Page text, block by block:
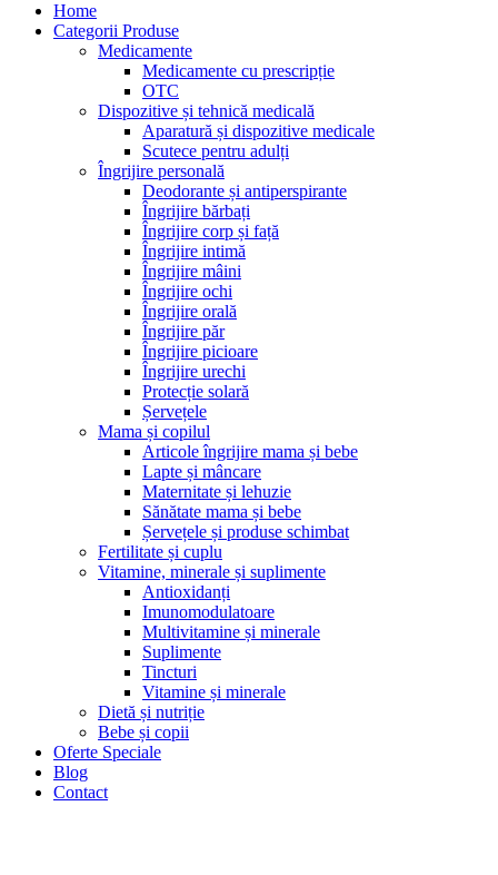
Home
Categorii Produse
Medicamente
Medicamente cu prescripție
OTC
Dispozitive și tehnică medicală
Aparatură și dispozitive medicale
Scutece pentru adulți
Îngrijire personală
Deodorante și antiperspirante
Îngrijire bărbați
Îngrijire corp și față
Îngrijire intimă
Îngrijire mâini
Îngrijire ochi
Îngrijire orală
Îngrijire păr
Îngrijire picioare
Îngrijire urechi
Protecție solară
Șervețele
Mama și copilul
Articole îngrijire mama și bebe
Lapte și mâncare
Maternitate și lehuzie
Sănătate mama și bebe
Șervețele și produse schimbat
Fertilitate și cuplu
Vitamine, minerale și suplimente
Antioxidanți
Imunomodulatoare
Multivitamine și minerale
Suplimente
Tincturi
Vitamine și minerale
Dietă și nutriție
Bebe și copii
Oferte Speciale
Blog
Contact